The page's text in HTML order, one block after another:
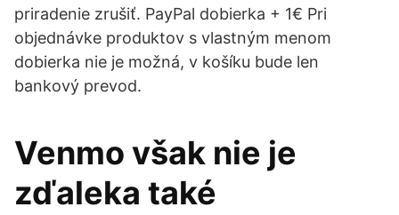
priradenie zrušiť. PayPal dobierka + 1€ Pri
objednávke produktov s vlastným menom
dobierka nie je možná, v košíku bude len
bankový prevod.
Venmo však nie je
zďaleka také